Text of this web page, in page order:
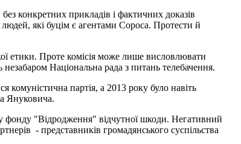
конкретних прикладів і фактичних доказів
які буцім є агентами Сороса. Протести й
етики. Проте комісія може лише висловлювати
Національна рада з питань телебачення.
партія, а 2013 року було навіть
Януковича.
фонду "Відродження" відчутної шкоди. Негативний
- представників громадянського суспільства